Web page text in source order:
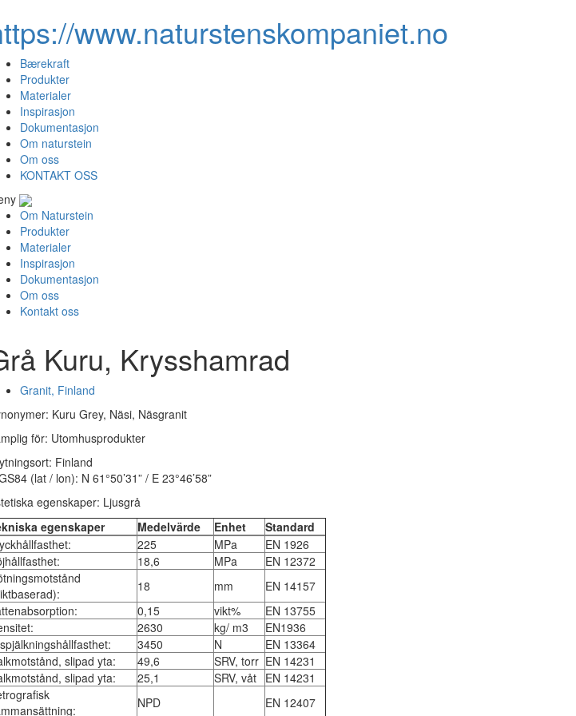
www.naturstenskompaniet.no
Bærekraft
Produkter
Materialer
Inspirasjon
Dokumentasjon
Om naturstein
Om oss
KONTAKT OSS
Om Naturstein
Produkter
Materialer
Inspirasjon
Dokumentasjon
Om oss
Kontakt oss
Kuru, Krysshamrad
Granit, Finland
Kuru Grey, Näsi, Näsgranit
för: Utomhusprodukter
Finland
(lat / lon): N 61°50’31” / E 23°46’58”
egenskaper: Ljusgrå
egenskaper
Medelvärde Enhet
Standard
225 MPa
EN 1926
18,6 MPa
EN 12372
18 mm
EN 14157
0,15 vikt%
EN 13755
2630 kg/ m3
EN1936
3450 N
EN 13364
slipad yta:
49,6 SRV, torr EN 14231
slipad yta:
25,1 SRV, våt EN 14231
NPD EN 12407